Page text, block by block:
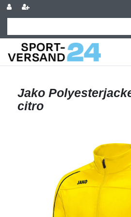
Jako
citro